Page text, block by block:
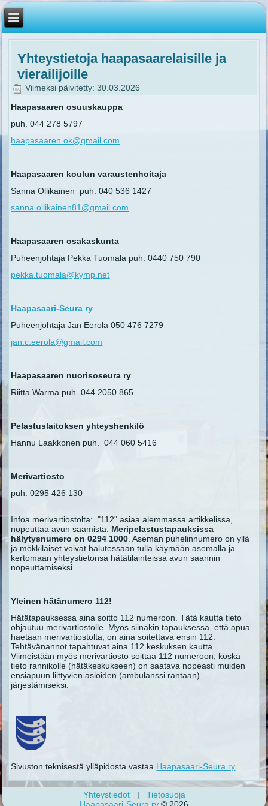
Yhteystietoja haapasaarelaisille ja
vierailijoille
Viimeksi päivitetty: 30.03.2026
Haapasaaren osuuskauppa
puh. 044 278 5797
haapasaaren.ok@gmail.com
Haapasaaren koulun varaustenhoitaja
Sanna Ollikainen puh. 040 536 1427
sanna.ollikainen81@gmail.com
Haapasaaren osakaskunta
Puheenjohtaja Pekka Tuomala puh. 0440 750 790
pekka.tuomala@kymp.net
Haapasaari-Seura ry
Puheenjohtaja Jan Eerola 050 476 7279
jan.c.eerola@gmail.com
Haapasaaren nuorisoseura ry
Riitta Warma puh. 044 2050 865
Pelastuslaitoksen yhteyshenkilö
Hannu Laakkonen puh. 044 060 5416
Merivartiosto
puh. 0295 426 130
Infoa merivartiostolta: "112" asiaa alemmassa artikkelissa,
nopeuttaa avun saamista. Meripelastustapauksissa
hälytysnumero on 0294 1000 . Aseman puhelinnumero on yllä
ja mökkiläiset voivat halutessaan tulla käymään asemalla ja
kertomaan yhteystietonsa hätätilainteissa avun saannin
nopeuttamiseksi.
Yleinen hätänumero 112!
Hätätapauksessa aina soitto 112 numeroon. Tätä kautta tieto
ohjautuu merivartiostolle. Myös siinäkin tapauksessa, että apua
haetaan merivartiostolta, on aina soitettava ensin 112.
Tehtävänannot tapahtuvat aina 112 keskuksen kautta.
Viimeistään myös merivartiosto soittaa 112 numeroon, koska
tieto rannikolle (hätäkeskukseen) on saatava nopeasti muiden
ensiapuun liittyvien asioiden (ambulanssi rantaan)
järjestämiseksi.
Sivuston teknisestä ylläpidosta vastaa Haapasaari-Seura ry
Yhteystiedot| Tietosuoja